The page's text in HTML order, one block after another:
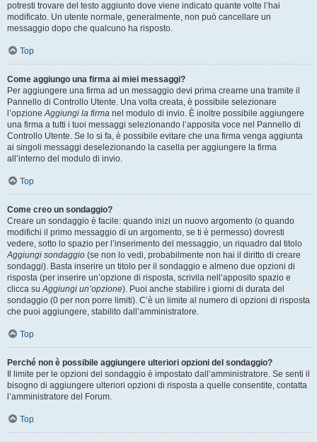
potresti trovare del testo aggiunto dove viene indicato quante volte l’hai
modificato. Un utente normale, generalmente, non può cancellare un
messaggio dopo che qualcuno ha risposto.
Top
Come aggiungo una firma ai miei messaggi?
Per aggiungere una firma ad un messaggio devi prima crearne una tramite il
Pannello di Controllo Utente. Una volta creata, è possibile selezionare
l’opzioneAggiungi la firma nel modulo di invio. È inoltre possibile aggiungere
una firma a tutti i tuoi messaggi selezionando l’apposita voce nel Pannello di
Controllo Utente. Se lo si fa, è possibile evitare che una firma venga aggiunta
ai singoli messaggi deselezionando la casella per aggiungere la firma
all’interno del modulo di invio.
Top
Come creo un sondaggio?
Creare un sondaggio è facile: quando inizi un nuovo argomento (o quando
modifichi il primo messaggio di un argomento, se ti è permesso) dovresti
vedere, sotto lo spazio per l’inserimento del messaggio, un riquadro dal titolo
Aggiungi sondaggio (se non lo vedi, probabilmente non hai il diritto di creare
sondaggi). Basta inserire un titolo per il sondaggio e almeno due opzioni di
risposta (per inserire un’opzione di risposta, scrivila nell’apposito spazio e
clicca suAggiungi un’opzione). Puoi anche stabilire i giorni di durata del
sondaggio (0 per non porre limiti). C’è un limite al numero di opzioni di risposta
che puoi aggiungere, stabilito dall’amministratore.
Top
Perché non è possibile aggiungere ulteriori opzioni del sondaggio?
Il limite per le opzioni del sondaggio è impostato dall’amministratore. Se senti il
bisogno di aggiungere ulteriori opzioni di risposta a quelle consentite, contatta
l’amministratore del Forum.
Top